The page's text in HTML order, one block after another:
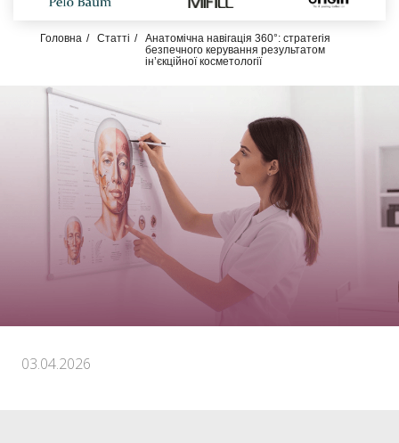
Головна Статті
Анатомічна навігація 360°: стратегія
безпечного керування результатом
ін’єкційної косметології
03.04.2026